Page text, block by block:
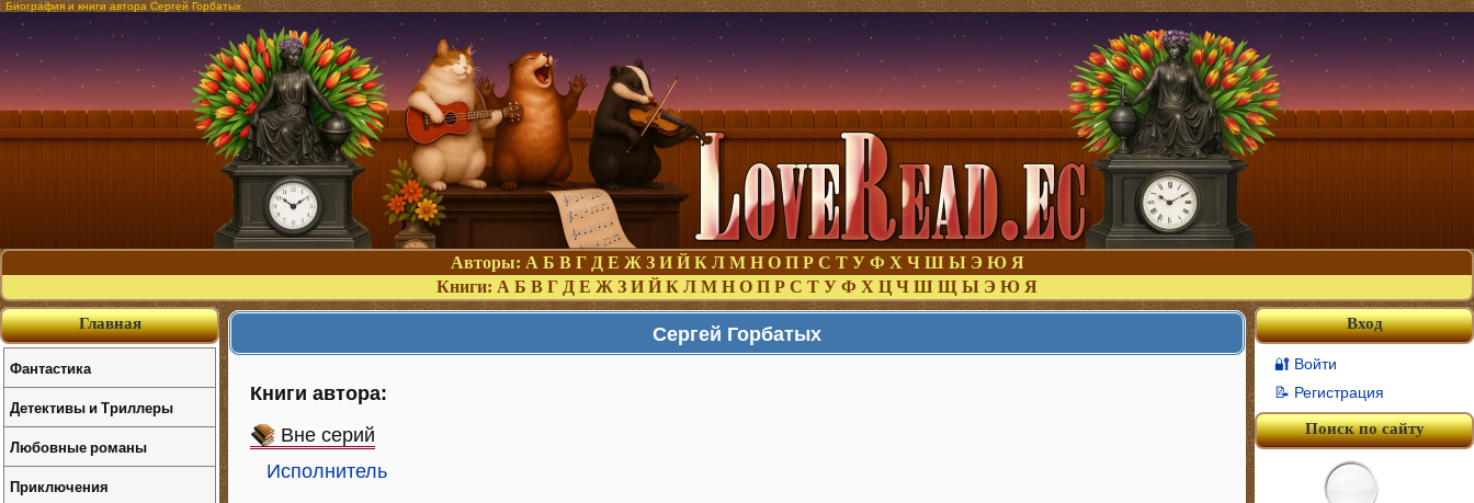
Биография и книги автора Сергей Горбатых
Авторы: А Б В Г Д Е Ж З И Й К Л М Н О П Р С Т У Ф Х Ч Ш Ы Э Ю Я
Книги: А Б В Г Д Е Ж З И Й К Л М Н О П Р С Т У Ф Х Ц Ч Ш Щ Ы Э Ю Я
Сергей Горбатых
Книги автора:
Вне серий
Исполнитель
Вход
🔐 Войти
📝 Регистрация
Поиск по сайту
Главная
Фантастика
Детективы и Триллеры
Любовные романы
Приключения